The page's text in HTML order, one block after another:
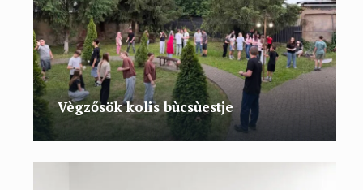
Vègzősök kolis bùcsùestje